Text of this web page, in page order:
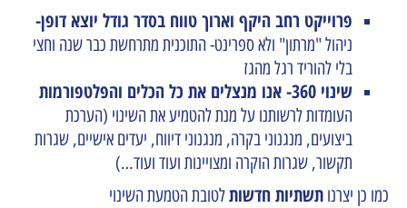
פרוייקט רחב היקף וארוך טווח בסדר גודל יוצא דופן-
ניהול "מרתון" ולא ספרינט- התוכנית מתרחשת כברשנה וחצי
בלי להוריד רגל מהגז
שינוי 360- אנו מנצלים את כל הכלים והפלטפורמות
העומדות לרשותנו על מנת להטמיע את השינוי (הערכת
ביצועים, מנגנוני בקרה, מנגנוני דיווח, יעדים אישיים, שגרות
תקשור, שגרות הוקרה ומצויינות ועוד ועוד…)
כמו כן יצרנו תשתיות חדשותלטובת הטמעת השינוי